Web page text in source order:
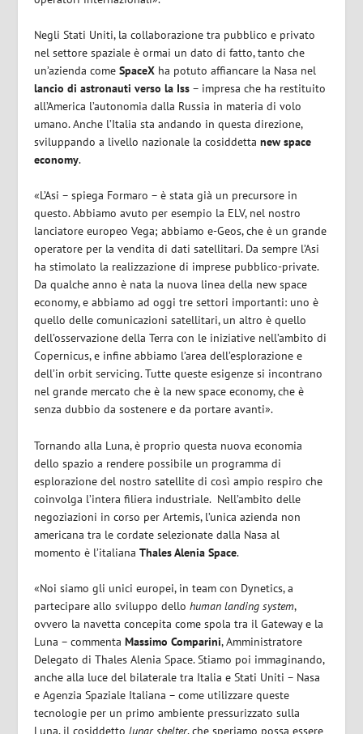
Negli Stati Uniti, la collaborazione tra pubblico e privato
nel settore spaziale è ormai un dato di fatto, tanto che
un’azienda comeSpaceX ha potuto affiancare la Nasa nel
lancio di astronauti verso la Iss – impresa che ha restituito
all’America l’autonomia dalla Russia in materia di volo
umano. Anche l’Italia sta andando in questa direzione,
sviluppando a livello nazionale la cosiddettanew space
economy.
«L’Asi – spiega Formaro – è stata già un precursore in
questo. Abbiamo avuto per esempio la ELV, nel nostro
lanciatore europeo Vega; abbiamo e-Geos, che è un grande
operatore per la vendita di dati satellitari. Da sempre l’Asi
ha stimolato la realizzazione di imprese pubblico-private.
Da qualche anno è nata la nuova linea della new space
economy, e abbiamo ad oggi tre settori importanti: uno è
quello delle comunicazioni satellitari, un altro è quello
dell’osservazione della Terra con le iniziative nell’ambito di
Copernicus, e infine abbiamo l’area dell’esplorazione e
dell’in orbit servicing. Tutte queste esigenze si incontrano
nel grande mercato che è la new space economy, che è
senza dubbio da sostenere e da portare avanti».
Tornando alla Luna, è proprio questa nuova economia
dello spazio a rendere possibile un programma di
esplorazione del nostro satellite di così ampio respiro che
coinvolga l’intera filiera industriale. Nell’ambito delle
negoziazioni in corso per Artemis, l’unica azienda non
americana tra le cordate selezionate dalla Nasa al
momento è l’italianaThales Alenia Space.
«Noi siamo gli unici europei, in team con Dynetics, a
partecipare allo sviluppo dellohuman landing system,
ovvero la navetta concepita come spola tra il Gateway e la
Luna – commentaMassimo Comparini, Amministratore
Delegato di Thales Alenia Space. Stiamo poi immaginando,
anche alla luce del bilaterale tra Italia e Stati Uniti – Nasa
e Agenzia Spaziale Italiana – come utilizzare queste
tecnologie per un primo ambiente pressurizzato sulla
Luna, il cosiddettolunar shelter, che speriamo possa essere